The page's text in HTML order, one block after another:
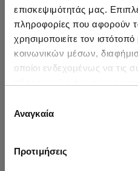
επισκεψιμότητάς μας.
πληροφορίες που αφορούν
χρησιμοποιείτε τον
κοινωνικών μέσων,
οποίοι ενδεχομένως να τις
των υπηρεσιών τους.
συγκατάθεσης
Αναγκαία
Προτιμήσεις
HOT OFFER